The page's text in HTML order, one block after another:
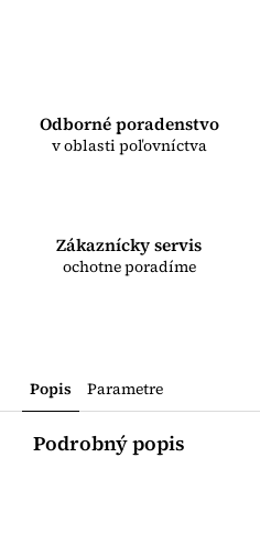
Odborné poradenstvo
v oblasti poľovníctva
Zákaznícky servis
ochotne poradíme
Popis Parametre
Podrobný popis